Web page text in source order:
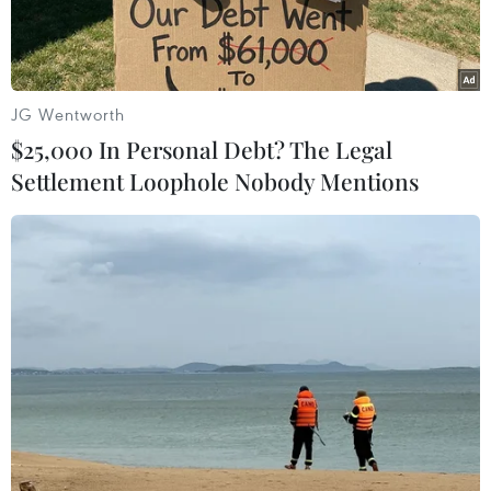
Sau 30 năm khai thác thương mại từ mỏ dầu
Bạch Hổ, trữ lượng của mỏ Bạch Hổ giảm mạnh.
Trong khi đó, việc nâng cấp, mở rộng Nhà máy
lọc dầu Dung Quất dự kiến sẽ cần nguồn dầu
thô rất nhiều.
JG Wentworth
$25,000 In Personal Debt? The Legal
Settlement Loophole Nobody Mentions